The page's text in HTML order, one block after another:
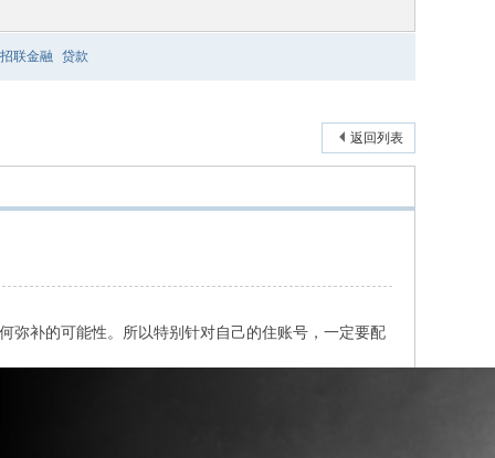
招联金融 贷款
返回列表
补的可能性。所以特别针对自己的住账号，一定要配